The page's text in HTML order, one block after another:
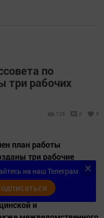
по
три рабочих
126 0 0
план работы
три рабочие
и
их семей, мер
и
на наш Телеграм